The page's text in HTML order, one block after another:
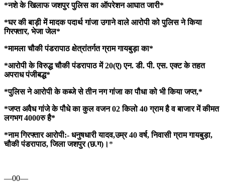
*नशे के खिलाफ जशपुर पुलिस का ऑपरेशन आघात जारी*
*घर की बाड़ी में मादक पदार्थ गांजा उगाने वाले आरोपी को पुलिस ने किया
गिरफ्तार, भेजा जेल*
*मामला चौकी पंडरापाठ क्षेत्रांतर्गत ग्राम गायबुड़ा का*
*आरोपी के विरुद्ध चौकी पंडरापाठ में 20(ए) एन. डी. पी. एस. एक्ट के तहत
अपराध पंजीबद्ध*
*पुलिस ने आरोपी के कब्जे से तीन नग गांजा का पौधा को भी किया जप्त,*
*जप्त अवैध गांजे के पौधे का कुल वजन 02 किलो 40 ग्राम है व बाजार में कीमत
लगभग 4000रु है*
*नाम गिरफ्तार आरोपी:- धनुषधारी यादव,उम्र 40 वर्ष, निवासी ग्राम गायबुड़ा,
चौकी पंडरापाठ, जिला जशपुर (छ.ग)। *
—00—